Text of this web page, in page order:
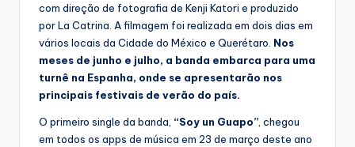
com direção de fotografia de Kenji Katori e produzido
por La Catrina. A filmagem foi realizada em dois dias em
vários locais da Cidade do México e Querétaro. Nos
meses de junho e julho, a banda embarca para uma
turnê na Espanha, onde se apresentarão nos
principais festivais de verão do país.
O primeiro single da banda, “Soy un Guapo”, chegou
em todos os apps de música em 23 de março deste ano